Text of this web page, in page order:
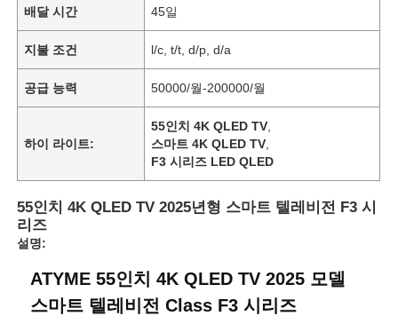
배달 시간 45일
지불 조건 l/c, t/t, d/p, d/a
공급 능력 50000/월-200000/월
하이 라이트:
55인치 4K QLED TV
스마트 4K QLED TV
F3 시리즈 LED QLED
55인치 4K QLED TV 2025년형 스마트 텔레비전 F3 시
리즈
설명:
ATYME 55인치 4K QLED TV 2025 모델
스마트 텔레비전 Class F3 시리즈